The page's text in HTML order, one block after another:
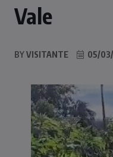
Vale
BYVISITANTE 05/
Casal
veículo